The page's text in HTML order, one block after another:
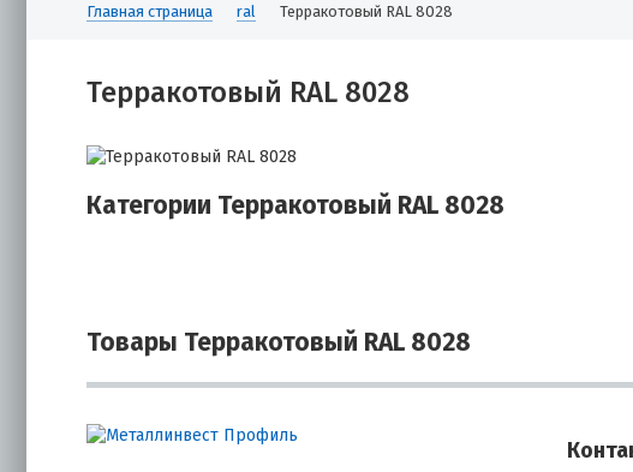
Главная страница ral Терракотовый RAL 8028
Терракотовый RAL 8028
Категории Терракотовый RAL 8028
Товары Терракотовый RAL 8028